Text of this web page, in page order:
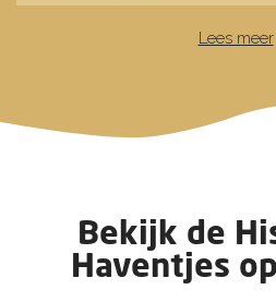
Het water de Bernisse
Middeleeuwen was de
belangrijke vaarroute en
Lees meer
Bekijk de
Haventjes